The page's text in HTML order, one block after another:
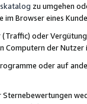
zu umgehen
im Browser eines
oder
Computern der
oder auf